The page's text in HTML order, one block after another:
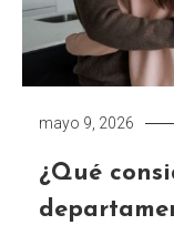
mayo 9, 2026
¿Qué